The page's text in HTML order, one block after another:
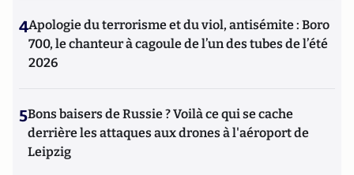
4Apologie du terrorisme et du viol, antisémite : Boro
700, le chanteur à cagoule de l’un des tubes de l’été
2026
5Bons baisers de Russie ? Voilà ce qui se cache
derrière les attaques aux drones à l'aéroport de
Leipzig